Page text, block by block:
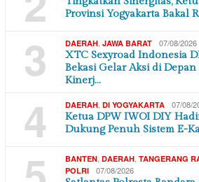
Provinsi Yogyakarta Bakal
3 DAERAH, JAWA BARAT 07/08/2026
XTC Sexyroad Indonesia
Bekasi Gelar Aksi di Depan
Kinerj…
4 DAERAH, DI YOGYAKARTA 07/08/
Ketua DPW IWOI DIY
Dukung Penuh Sistem E-
BANTEN, DAERAH, TANGERANG
POLRI
07/08/2026